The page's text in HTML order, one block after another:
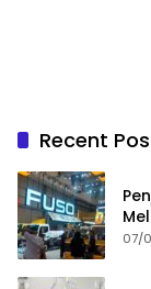
Recent
07/